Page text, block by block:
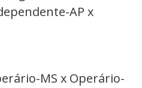
AP x
MS x Operário-